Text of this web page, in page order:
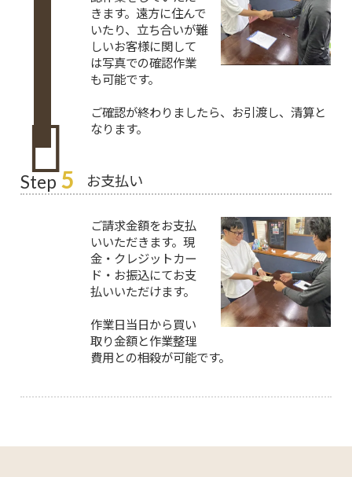
きます。遠方に住んで
いたり、立ち合いが難
しいお客様に関して
は写真での確認作業
も可能です。
ご確認が終わりましたら、お引渡し、清算と
なります。
Step 5 お支払い
ご請求金額をお支払
いいただきます。現
金・クレジットカー
ド・お振込にてお支
払いいただけます。
作業日当日から買い
取り金額と作業整理
費用との相殺が可能です。